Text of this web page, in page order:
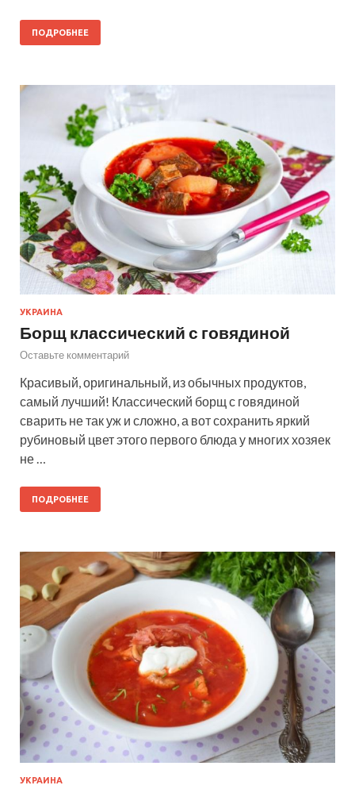
ПОДРОБНЕЕ
УКРАИНА
Борщ классический с говядиной
Оставьте комментарий
Красивый, оригинальный, из обычных продуктов,
самый лучший! Классический борщ с говядиной
сварить не так уж и сложно, а вот сохранить яркий
рубиновый цвет этого первого блюда у многих хозяек
не …
ПОДРОБНЕЕ
УКРАИНА